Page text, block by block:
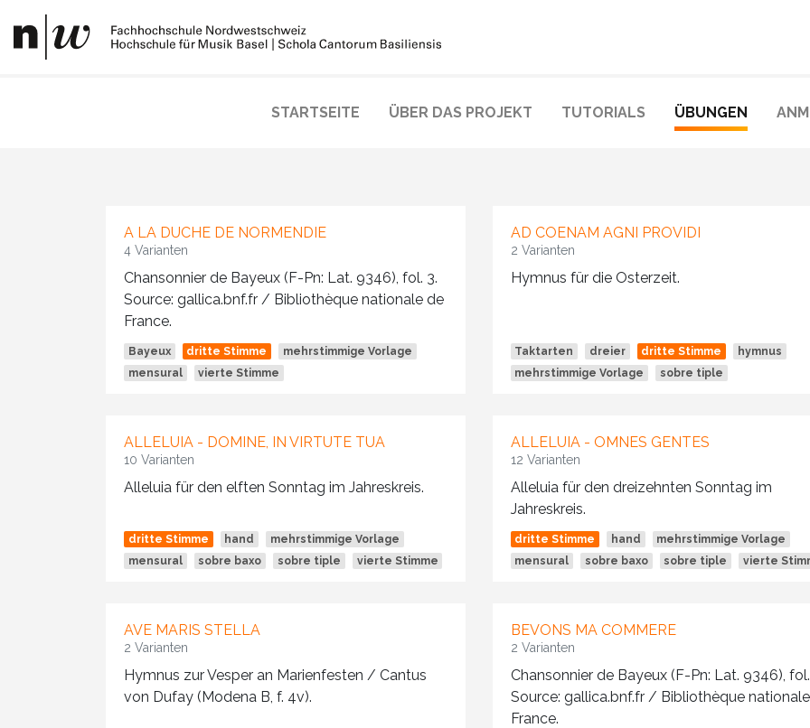
STARTSEITE ÜBER DAS PROJEKT TUTORIALS ÜBUNGEN
A LA DUCHE DE NORMENDIE
4 Varianten
Chansonnier de Bayeux (F-Pn: Lat. 9346), fol. 3.
Source: gallica.bnf.fr / Bibliothèque nationale de
France.
Bayeux dritte Stimme
mehrstimmige Vorlage
mensural
vierte Stimme
AD COENAM AGNI PROVIDI
2 Varianten
Hymnus für die Osterzeit.
Taktarten dreier dritte Stimme
hymnus
mehrstimmige Vorlage
sobre tiple
ALLELUIA - DOMINE, IN VIRTUTE TUA
10 Varianten
Alleluia für den elften Sonntag im Jahreskreis.
dritte Stimme hand
mehrstimmige Vorlage
mensural
sobre baxo sobre tiple vierte Stimme
ALLELUIA - OMNES GENTES
12 Varianten
Alleluia für den dreizehnten Sonntag im
Jahreskreis.
dritte Stimme hand
mehrstimmige Vorlage
mensural
sobre baxo sobre tiple vierte
AVE MARIS STELLA
2 Varianten
Hymnus zur Vesper an Marienfesten / Cantus
von Dufay (Modena B, f. 4v).
BEVONS MA COMMERE
2 Varianten
Chansonnier de Bayeux (F-Pn: Lat. 9346), fol.
Source: gallica.bnf.fr / Bibliothèque
France.